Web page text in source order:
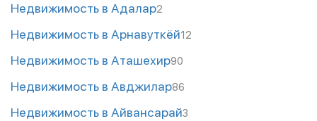
Недвижимость в Адалар2
Недвижимость в Арнавуткёй12
Недвижимость в Аташехир90
Недвижимость в Авджилар86
Недвижимость в Айвансарай3